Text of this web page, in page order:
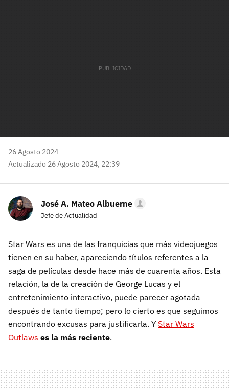
26 Agosto 2024
Actualizado 26 Agosto 2024, 22:39
José A. Mateo Albuerne
Jefe de Actualidad
Star Wars es una de las franquicias que más videojuegos
tienen en su haber, apareciendo títulos referentes a la
saga de películas desde hace más de cuarenta años. Esta
relación, la de la creación de George Lucas y el
entretenimiento interactivo, puede parecer agotada
después de tanto tiempo; pero lo cierto es que seguimos
encontrando excusas para justificarla. Y Star Wars
Outlaws es la más reciente.